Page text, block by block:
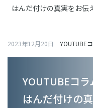
各種サポート
はんだ付けの真実をお
2023年12月20日 YOUTUBE
YOUTUBEコラ
はんだ付けの